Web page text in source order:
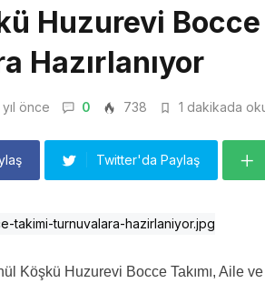
Huzurevi Bocce
Hazırlanıyor
önce 0 738 1 dakikada
Twitter'da Paylaş
Köşkü Huzurevi Bocce Takımı, Aile